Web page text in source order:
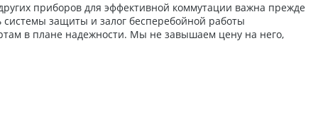
приборов для эффективной коммутации важна прежде
системы защиты и залог бесперебойной работы
в плане надежности. Мы не завышаем цену на него,